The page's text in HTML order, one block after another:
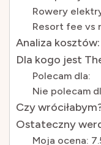
Rowery
Resort fee vs
Analiza
Dla kogo jest
Polecam dla:
Nie polecam
Czy
Ostateczny
Moja ocena: